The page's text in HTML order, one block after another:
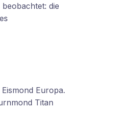
die
Europa.
Titan